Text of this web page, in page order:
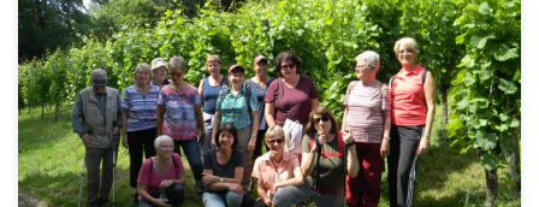
Let´s go – Jeder Schritt hält fit!! Bei unserer ersten Gesundheitswanderung
im neuen Jahr, starten wir wieder gemütlich durch. Nach […]